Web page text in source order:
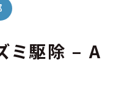
ミ駆除 – A